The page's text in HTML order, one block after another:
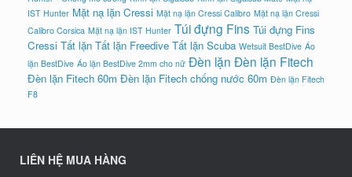
IST Hunter Mặt nạ lặn Cressi Mặt nạ lặn Cressi Calibro Mặt nạ lặn Cressi
Calibro Corsica Mặt nạ lặn IST Hunter Túi đựng Fins Túi đựng Fins
Cressi Tất lặn Tất lặn Freedive Tất lặn Scuba Wetsuit BestDive Áo
lặn BestDive Áo lặn BestDive 2mm cho nữ Đèn lặn Đèn lặn Fitech
Đèn lặn Fitech 60m Đèn lặn Fitech chống nước 60m Đèn lặn Fitech
F8
LIÊN HỆ MUA HÀNG